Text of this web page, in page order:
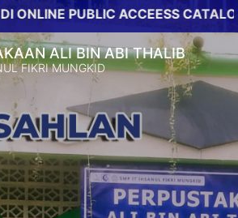
PUBLIC ACCEESS CATALOG
ALI BIN ABI THALIB
FIKRI MUNGKID